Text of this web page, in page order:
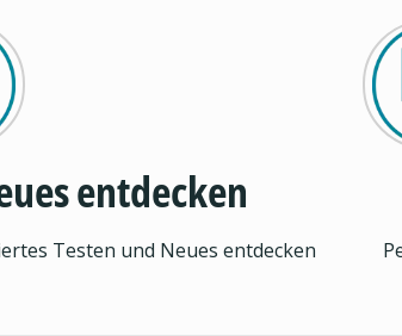
entdecken
Testen und Neues entdecken